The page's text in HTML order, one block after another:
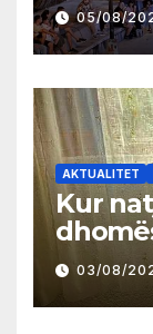
05/08/
AKTUALITET
Kur
03/08/